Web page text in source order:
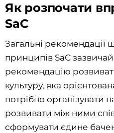
Як розпочати
SaC
Загальні
принципів SaС
рекомендацію
культуру, яка
потрібно організувати
розвивати між ними
сформувати єдине